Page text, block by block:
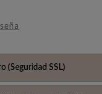
(Seguridad SSL)